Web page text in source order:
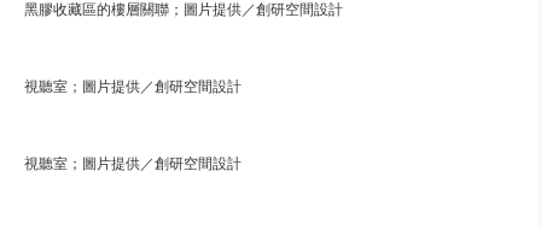
黑膠收藏區的樓層關聯；圖片提供／創研空間設計
視聽室；圖片提供／創研空間設計
視聽室；圖片提供／創研空間設計